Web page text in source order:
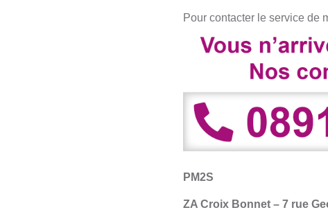
Pour contacter le service de
PM2S
ZA Croix Bonnet – 7 rue